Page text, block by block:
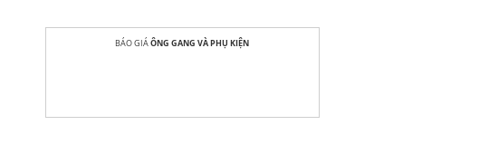
BÁO GIÁÔNG GANG VÀ PHỤ KIỆN